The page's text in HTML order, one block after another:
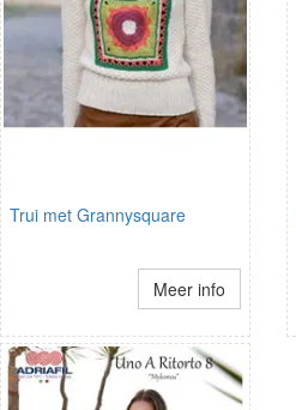
Trui met Grannysquare
Meer info